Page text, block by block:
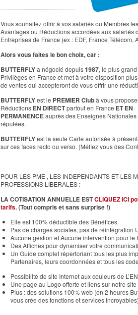
Vous souhaitez offrir à vos salariés ou Membres
Avantages ou Réductions accordées aux salariés
Entreprises de France (ex : EDF, France
Alors vous faites le bon choix, car :
BUTTERFLYa négocié depuis1987, le plus
Privilèges en France et met à votre disposition
de ventes qui accepteront de vous offrir une
BUTTERFLYest le PREMIER Clubà vous
Réductions EN DIRECTpartout en France ET EN
PERMANENCEauprès des Enseignes
réputées.
BUTTERFLYest la seule Carte autorisée à
sur ces faces recto ou verso. (Méfiez vous des
POUR LES PME , LES INDEPENDANTS ET LES
PROFESSIONS LIBERALES :
LA COTISATION ANNUELLE ESTCLIQUEZ ICI
tarifs.(Tout compris et sans surprise !)
Elle est 100% déductible des Bénéfices.
Pas de charges sociales, pas de réintégration
Aucune gestion et Aucune intervention pour le
Des Affiches pour dynamiser votre
Un Guide complet répertoriant tous les plus
Partenaires, leurs coordonnées et tous les
Possibilité de site Internet aux couleurs de
Une page au Logo offerte et liens sur notre
Plus : des solutions 100% web (en 2 heures
vous crée des fonctions et services